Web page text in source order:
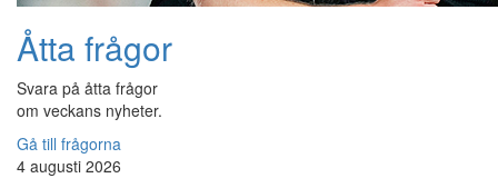
Åtta frågor
Svara på åtta frågor
om veckans nyheter.
Gå till frågorna
4 augusti 2026